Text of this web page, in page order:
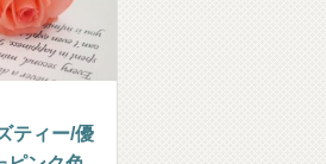
ティー/優